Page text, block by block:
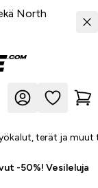
North
terät ja muut
-50%! Vesileluja